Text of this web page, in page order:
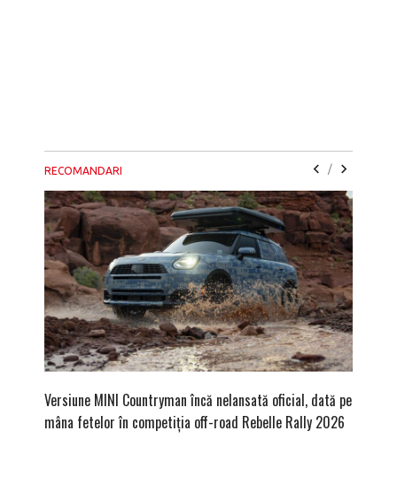
RECOMANDARI /
Versiune MINI Countryman încă nelansată oficial, dată pe
mâna fetelor în competiția off-road Rebelle Rally 2026